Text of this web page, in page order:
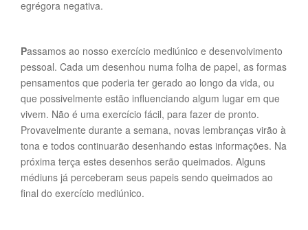
egrégora negativa.
Passamos ao nosso exercício mediúnico e desenvolvimento
pessoal. Cada um desenhou numa folha de papel, as formas
pensamentos que poderia ter gerado ao longo da vida, ou
que possivelmente estão influenciando algum lugar em que
vivem. Não é uma exercício fácil, para fazer de pronto.
Provavelmente durante a semana, novas lembranças virão à
tona e todos continuarão desenhando estas informações. Na
próxima terça estes desenhos serão queimados. Alguns
médiuns já perceberam seus papeis sendo queimados ao
final do exercício mediúnico.